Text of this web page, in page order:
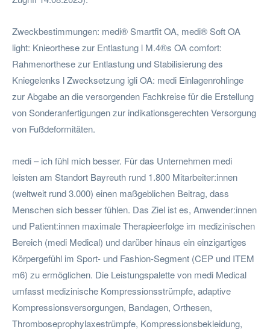
Zweckbestimmungen: medi® Smartfit OA, medi® Soft OA
light: Knieorthese zur Entlastung l M.4®s OA comfort:
Rahmenorthese zur Entlastung und Stabilisierung des
Kniegelenks l Zwecksetzung igli OA: medi Einlagenrohlinge
zur Abgabe an die versorgenden Fachkreise für die Erstellung
von Sonderanfertigungen zur indikationsgerechten Versorgung
von Fußdeformitäten.
medi – ich fühl mich besser. Für das Unternehmen medi
leisten am Standort Bayreuth rund 1.800 Mitarbeiter:innen
(weltweit rund 3.000) einen maßgeblichen Beitrag, dass
Menschen sich besser fühlen. Das Ziel ist es, Anwender:innen
und Patient:innen maximale Therapieerfolge im medizinischen
Bereich (medi Medical) und darüber hinaus ein einzigartiges
Körpergefühl im Sport- und Fashion-Segment (CEP und ITEM
m6) zu ermöglichen. Die Leistungspalette von medi Medical
umfasst medizinische Kompressionsstrümpfe, adaptive
Kompressionsversorgungen, Bandagen, Orthesen,
Thromboseprophylaxestrümpfe, Kompressionsbekleidung,